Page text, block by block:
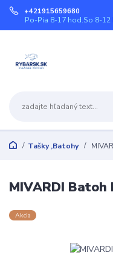
+421915659680
Po-Pia 8-17 hod.So 8-12
Tašky ,Batohy
MIVARDI
Akcia